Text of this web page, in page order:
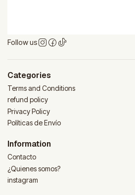
Follow us
Categories
Terms and Conditions
refund policy
Privacy Policy
Políticas de Envío
Information
Contacto
¿Quienes somos?
instagram